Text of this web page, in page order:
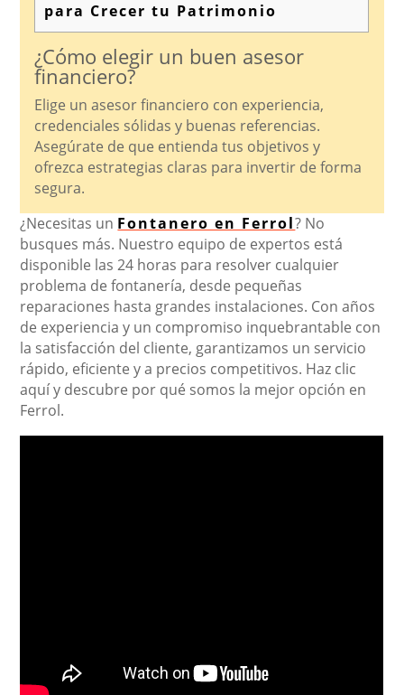
para Crecer tu Patrimonio
¿Cómo elegir un buen asesor
financiero?
Elige un asesor financiero con experiencia,
credenciales sólidas y buenas referencias.
Asegúrate de que entienda tus objetivos y
ofrezca estrategias claras para invertir de forma
segura.
¿Necesitas un Fontanero en Ferrol? No
busques más. Nuestro equipo de expertos está
disponible las 24 horas para resolver cualquier
problema de fontanería, desde pequeñas
reparaciones hasta grandes instalaciones. Con años
de experiencia y un compromiso inquebrantable con
la satisfacción del cliente, garantizamos un servicio
rápido, eficiente y a precios competitivos. Haz clic
aquí y descubre por qué somos la mejor opción en
Ferrol.